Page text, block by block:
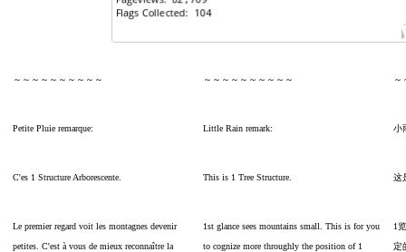
～～～～～～～～～～ ～～～～～～～～～～ ～
Petite Pluie remarque: Little Rain remark: 小
C'es 1 Structure Arborescente. This is 1 Tree Structure. 这
Le premier regard voit les montagnes devenir
petites. C'est à vous de mieux reconnaître la
1st glance sees mountains small. This is for you
to cognize more throughly the position of 1
1
定